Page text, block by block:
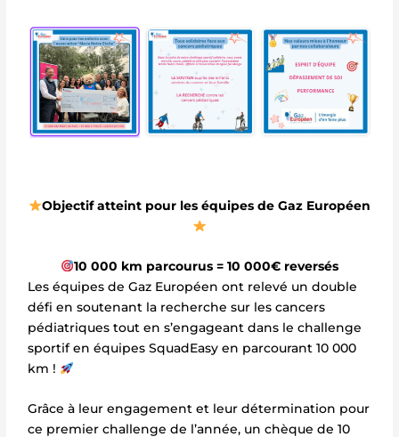
Objectif atteint pour les équipes de Gaz Européen
10 000 km parcourus = 10 000€ reversés
Les équipes de Gaz Européen ont relevé un double
défi en soutenant la recherche sur les cancers
pédiatriques tout en s’engageant dans le challenge
sportif en équipes SquadEasy en parcourant 10 000
km !
Grâce à leur engagement et leur détermination pour
ce premier challenge de l’année, un chèque de 10